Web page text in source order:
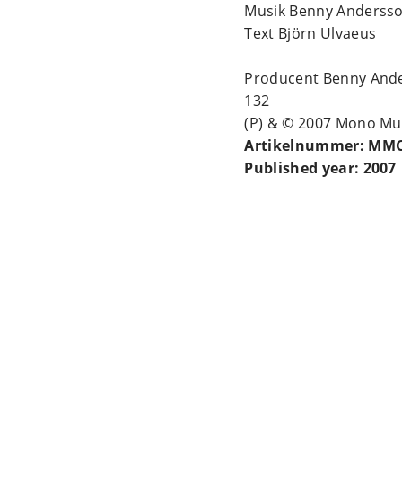
Musik Benny
Text Björn Ulvaeus
Producent Benny
132
(P) & © 2007 Mono
Artikelnummer:
Published year: 2007